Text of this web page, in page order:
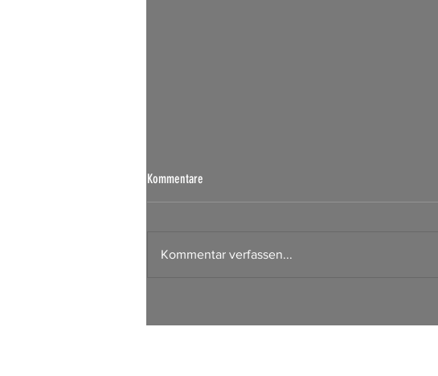
Börsen Radar 06.08.2026
Kommentare
Kommentar verfassen...